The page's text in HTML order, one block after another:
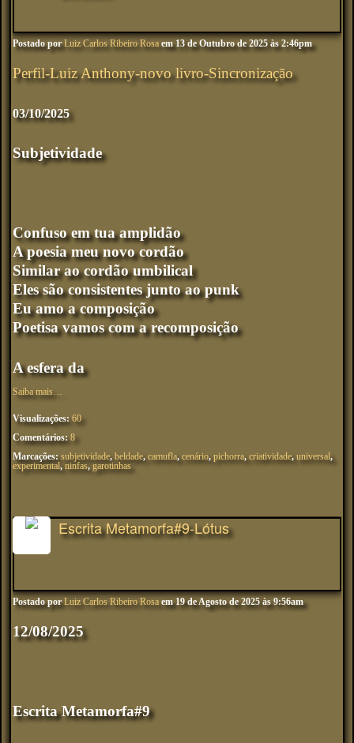
Postado porLuiz Carlos Ribeiro Rosa em 13 de Outubro de 2025 às 2:46pm
Perfil-Luiz Anthony-novo livro-Sincronização
03/10/2025
Subjetividade
Confuso em tua amplidão
A poesia meu novo cordão
Similar ao cordão umbilical
Eles são consistentes junto ao punk
Eu amo a composição
Poetisa vamos com a recomposição
A esfera da
Saiba mais…
Visualizações:60
Comentários:8
Marcações:subjetividade,beldade,camufla,cenário, pichorra, criatividade,universal,
experimental, ninfas, garotinhas
Escrita Metamorfa#9-Lótus
Postado porLuiz Carlos Ribeiro Rosa em 19 de Agosto de 2025 às 9:56am
12/08/2025
Escrita Metamorfa#9